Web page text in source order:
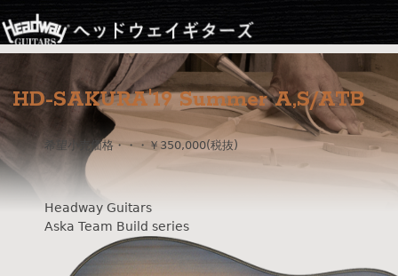
Jump to navigation
HD-SAKURA'19 Summer A,S/ATB
希望小売価格・・・￥350,000(税抜)
Headway Guitars
Aska Team Build series